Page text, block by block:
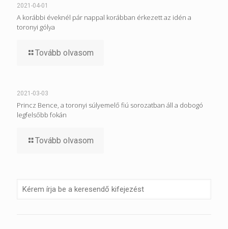
2021-04-01
A korábbi éveknél pár nappal korábban érkezett az idén a
toronyi gólya
Tovább olvasom
2021-03-03
Princz Bence, a toronyi súlyemelő fiú sorozatban áll a dobogó
legfelsőbb fokán
Tovább olvasom